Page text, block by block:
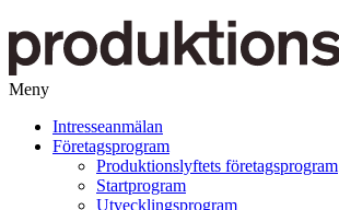
Meny
vidare
Intresseanmälan
Företagsprogram
Produktionslyftets företagsprogram
Startprogram
Utvecklingsprogram